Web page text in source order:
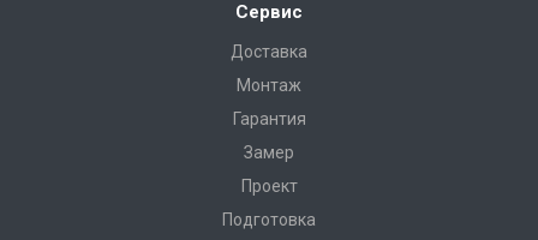
Сервис
Доставка
Монтаж
Гарантия
Замер
Проект
Подготовка